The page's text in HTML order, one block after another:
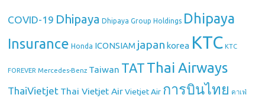
COVID-19 Dhipaya Dhipaya Group Holdings Dhipaya
Insurance Honda ICONSIAM japan korea KTC KTC
FOREVER Mercedes-Benz Taiwan TAT Thai Airways
ThaiVietjet Thai Vietjet Air Vietjet Air การบินไทย คาเฟ่